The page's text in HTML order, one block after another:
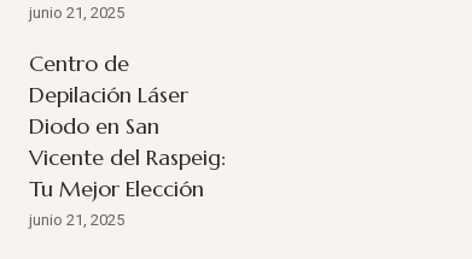
junio 21, 2025
Centro de
Depilación Láser
Diodo en San
Vicente del Raspeig:
Tu Mejor Elección
junio 21, 2025